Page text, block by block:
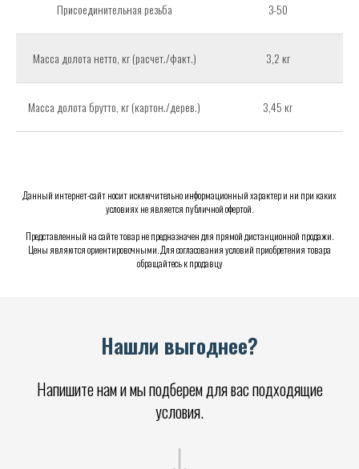
Присоединительная резьба З-50
Масса долота нетто, кг (расчет./факт.) 3,2 кг
Масса долота брутто, кг (картон./дерев.) 3,45 кг
Данный интернет-сайт носит исключительно информационный характер и ни при каких
условиях не является публичной офертой.
Представленный на сайте товар не предназначен для прямой дистанционной продажи.
Цены являются ориентировочными. Для согласования условий приобретения товара
обращайтесь к продавцу
Нашли выгоднее?
Напишите нам и мы подберем для вас подходящие
условия.